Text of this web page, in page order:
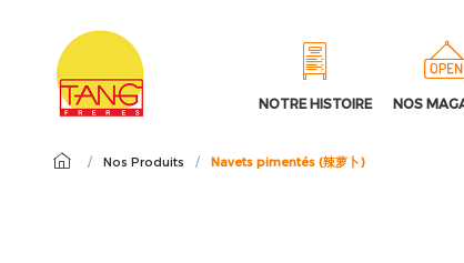
NOTRE HISTOIRE NOS
/ Nos Produits / Navets pimentés (辣萝卜)